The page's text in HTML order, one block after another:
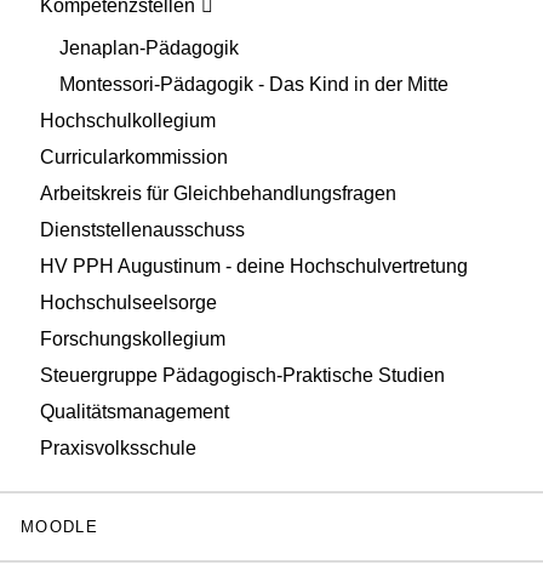
Kompetenzstellen
Jenaplan-Pädagogik
Montessori-Pädagogik - Das Kind in der Mitte
Hochschulkollegium
Curricularkommission
Arbeitskreis für Gleichbehandlungsfragen
Dienststellenausschuss
HV PPH Augustinum - deine Hochschulvertretung
Hochschulseelsorge
Forschungskollegium
Steuergruppe Pädagogisch-Praktische Studien
Qualitätsmanagement
Praxisvolksschule
MOODLE